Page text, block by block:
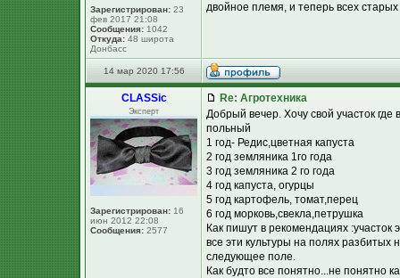
Зарегистрирован: 23
фев 2017 21:08
Сообщения: 1042
Откуда: 48 широта
Донбасс
двойное племя, и теперь всех
14 мар 2020 17:56
CLASSic
Эксперт
Зарегистрирован: 16
июн 2012 22:08
Сообщения: 2577
Re: Агротехника
Добрый вечер. Хочу свой участок
польный
1 год- Редис,цветная капуста
2 год земляника 1го года
3 год земляника 2 го года
4 год капуста, огурцы
5 год картофель, томат,перец
6 год морковь,свекла,петрушка
Как пишут в рекомендациях :участок
все эти культуры на полях разбитых
следующее поле.
Как будто все понятно...не понятно